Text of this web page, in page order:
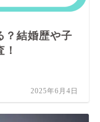
？結婚歴や子
2025年6月4日